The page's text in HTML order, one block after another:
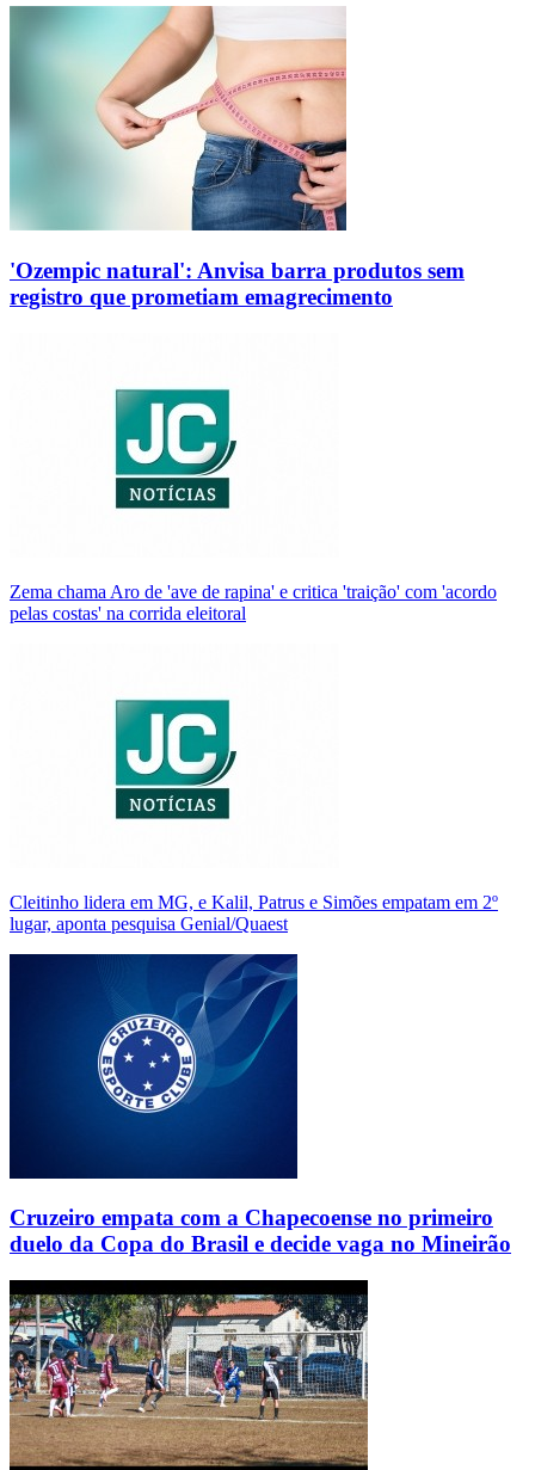
'Ozempic natural': Anvisa barra produtos sem
registro que prometiam emagrecimento
Zema chama Aro de 'ave de rapina' e critica 'traição' com 'acordo
pelas costas' na corrida eleitoral
Cleitinho lidera em MG, e Kalil, Patrus e Simões empatam em 2º
lugar, aponta pesquisa Genial/Quaest
Cruzeiro empata com a Chapecoense no primeiro
duelo da Copa do Brasil e decide vaga no Mineirão